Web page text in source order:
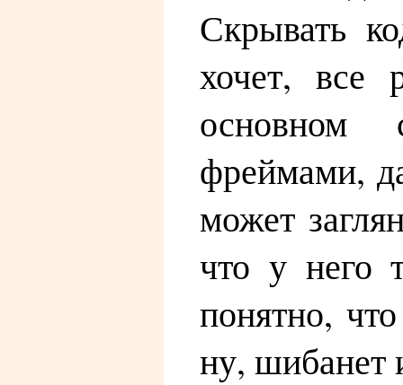
Скрывать
хочет, все
основном
фреймами,
может
что у него
понятно,
ну, шибанет